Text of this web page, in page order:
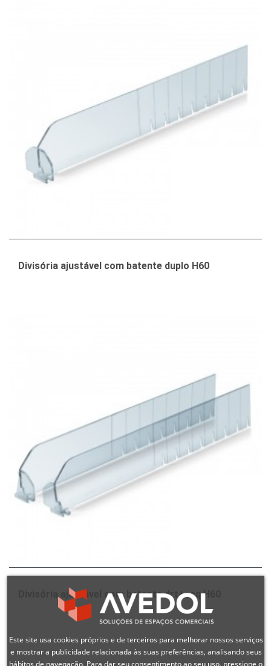
Divisória ajustável com batente duplo H60
Divisória ajustável com batente drt+esq H60
Este site usa cookies próprios e de terceiros para melhorar nossos serviços
e mostrar a publicidade relacionada às suas preferências, analisando seus
hábitos de navegação. Para dar seu consentimento ao seu uso, pressione o